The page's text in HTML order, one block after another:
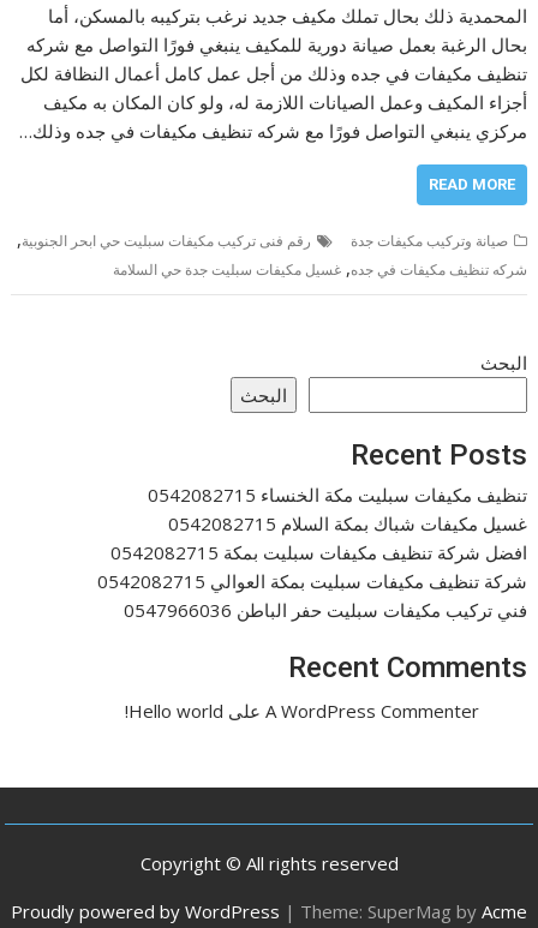
المحمدية ذلك بحال تملك مكيف جديد نرغب بتركيبه بالمسكن، أما
بحال الرغبة بعمل صيانة دورية للمكيف ينبغي فورًا التواصل مع شركه
تنظيف مكيفات في جده وذلك من أجل عمل كامل أعمال النظافة لكل
أجزاء المكيف وعمل الصيانات اللازمة له، ولو كان المكان به مكيف
مركزي ينبغي التواصل فورًا مع شركه تنظيف مكيفات في جده وذلك…
READ MORE
صيانة وتركيب مكيفات جدة رقم فنى تركيب مكيفات سبليت حي ابحر الجنوبية,
شركه تنظيف مكيفات في جده,غسيل مكيفات سبليت جدة حي السلامة
البحث
البحث
Recent Posts
تنظيف مكيفات سبليت مكة الخنساء 0542082715
غسيل مكيفات شباك بمكة السلام 0542082715
افضل شركة تنظيف مكيفات سبليت بمكة 0542082715
شركة تنظيف مكيفات سبليت بمكة العوالي 0542082715
فني تركيب مكيفات سبليت حفر الباطن 0547966036
Recent Comments
A WordPress Commenter على Hello world!
Copyright © All rights reserved
Proudly powered by WordPress | Theme: SuperMag by Acme